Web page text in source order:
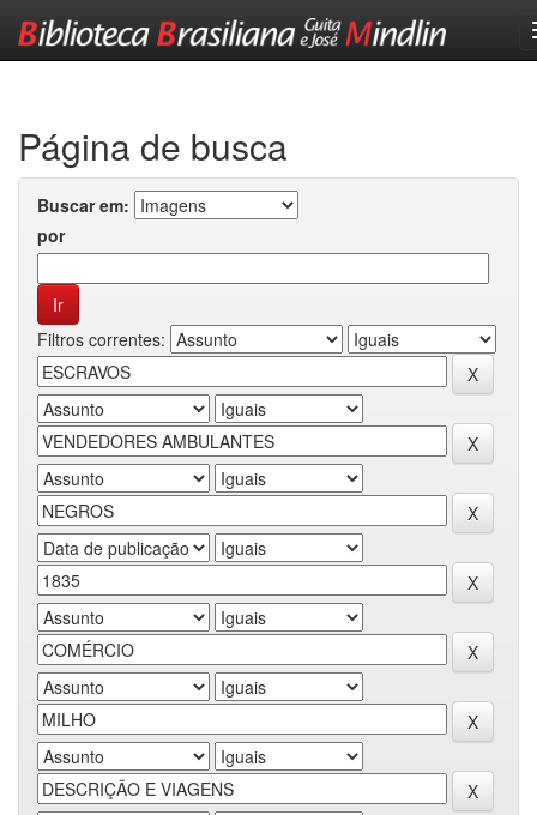
Página de busca
Buscar em:
por
Filtros correntes: